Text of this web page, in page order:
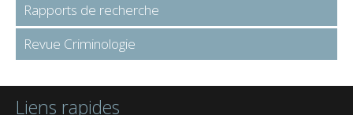
Rapports de recherche
Revue Criminologie
Liens rapides